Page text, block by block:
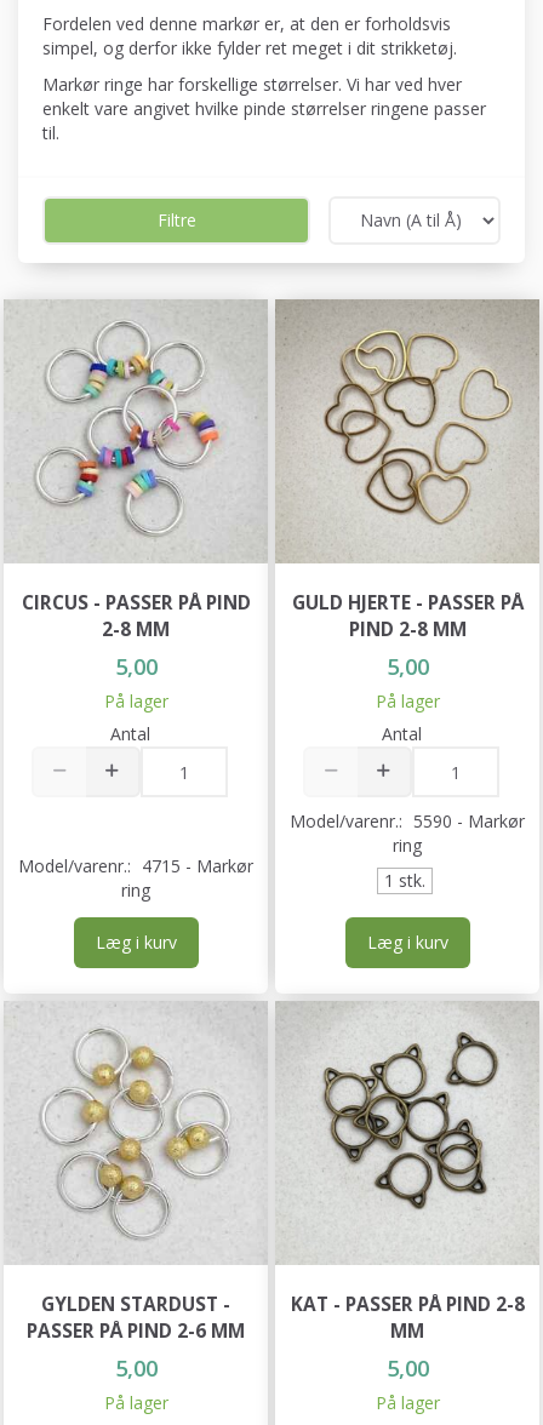
Fordelen ved denne markør er, at den er forholdsvis
simpel, og derfor ikke fylder ret meget i dit strikketøj.
Markør ringe har forskellige størrelser. Vi har ved hver
enkelt vare angivet hvilke pinde størrelser ringene passer
til.
Filtre
CIRCUS - PASSER PÅ PIND
2-8 MM
5,00
På lager
Antal
Model/varenr.: 4715 - Markør
ring
Læg i kurv
GULD HJERTE - PASSER PÅ
PIND 2-8 MM
5,00
På lager
Antal
Model/varenr.: 5590 - Markør
ring
1 stk.
Læg i kurv
GYLDEN STARDUST -
PASSER PÅ PIND 2-6 MM
5,00
På lager
KAT - PASSER PÅ PIND 2-8
MM
5,00
På lager